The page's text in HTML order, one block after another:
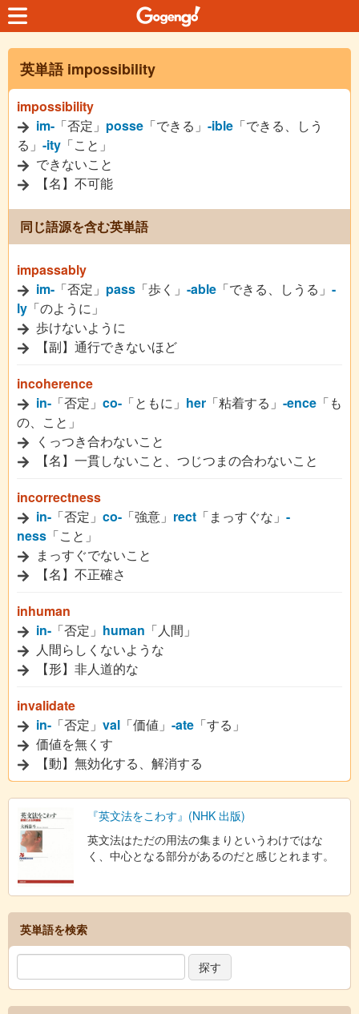
英単語 impossibility
impossibility
im- 「否定」 posse 「できる」 -ible 「できる、しう
る」 -ity 「こと」
できないこと
【名】不可能
同じ語源を含む英単語
impassably
im- 「否定」 pass 「歩く」 -able 「できる、しうる」 -
ly 「のように」
歩けないように
【副】通行できないほど
incoherence
in- 「否定」 co- 「ともに」 her 「粘着する」 -ence 「も
の、こと」
くっつき合わないこと
【名】一貫しないこと、つじつまの合わないこと
incorrectness
in- 「否定」 co- 「強意」 rect 「まっすぐな」 -
ness 「こと」
まっすぐでないこと
【名】不正確さ
inhuman
in- 「否定」 human 「人間」
人間らしくないような
【形】非人道的な
invalidate
in- 「否定」 val 「価値」 -ate 「する」
価値を無くす
【動】無効化する、解消する
『英文法をこわす』(NHK 出版)
英文法はただの用法の集まりというわけではな
く、中心となる部分があるのだと感じとれます。
英単語を検索